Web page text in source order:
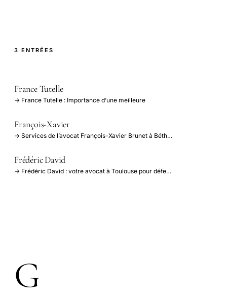
3 ENTRÉES
France Tutelle
→ France Tutelle : Importance d’une meilleure
François-Xavier
→ Services de l’avocat François-Xavier Brunet à Béth…
Frédéric David
→ Frédéric David : votre avocat à Toulouse pour défe…
G